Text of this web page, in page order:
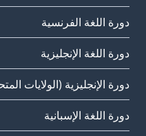
دورة اللغة الفرنسية
دورة اللغة الإنجليزية
دورة الإنجليزية (الولايات
دورة اللغة الإسبانية